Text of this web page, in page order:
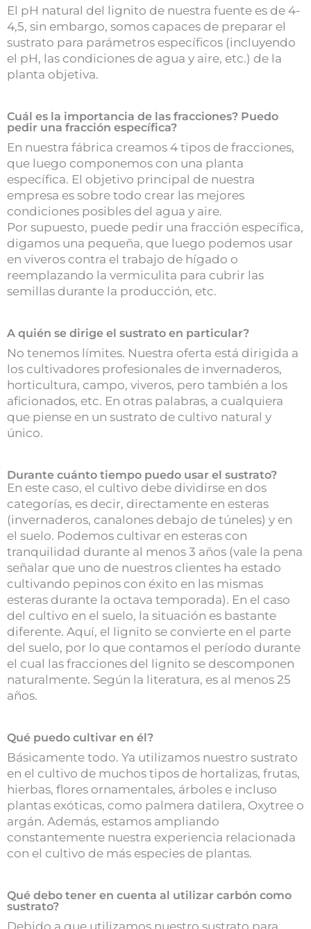
El pH natural del lignito de nuestra fuente es de 4-
4,5, sin embargo, somos capaces de preparar el
sustrato para parámetros específicos (incluyendo
el pH, las condiciones de agua y aire, etc.) de la
planta objetiva.
Cuál es la importancia de las fracciones? Puedo
pedir una fracción específica?
En nuestra fábrica creamos 4 tipos de fracciones,
que luego componemos con una planta
específica. El objetivo principal de nuestra
empresa es sobre todo crear las mejores
condiciones posibles del agua y aire.
Por supuesto, puede pedir una fracción específica,
digamos una pequeña, que luego podemos usar
en viveros contra el trabajo de hígado o
reemplazando la vermiculita para cubrir las
semillas durante la producción, etc.
A quién se dirige el sustrato en particular?
No tenemos límites. Nuestra oferta está dirigida a
los cultivadores profesionales de invernaderos,
horticultura, campo, viveros, pero también a los
aficionados, etc. En otras palabras, a cualquiera
que piense en un sustrato de cultivo natural y
único.
Durante cuánto tiempo puedo usar el sustrato?
En este caso, el cultivo debe dividirse en dos
categorías, es decir, directamente en esteras
(invernaderos, canalones debajo de túneles) y en
el suelo. Podemos cultivar en esteras con
tranquilidad durante al menos 3 años (vale la pena
señalar que uno de nuestros clientes ha estado
cultivando pepinos con éxito en las mismas
esteras durante la octava temporada). En el caso
del cultivo en el suelo, la situación es bastante
diferente. Aquí, el lignito se convierte en el parte
del suelo, por lo que contamos el período durante
el cual las fracciones del lignito se descomponen
naturalmente. Según la literatura, es al menos 25
años.
Qué puedo cultivar en él?
Básicamente todo. Ya utilizamos nuestro sustrato
en el cultivo de muchos tipos de hortalizas, frutas,
hierbas, flores ornamentales, árboles e incluso
plantas exóticas, como palmera datilera, Oxytree o
argán. Además, estamos ampliando
constantemente nuestra experiencia relacionada
con el cultivo de más especies de plantas.
Qué debo tener en cuenta al utilizar carbón como
sustrato?
Debido a que utilizamos nuestro sustrato para